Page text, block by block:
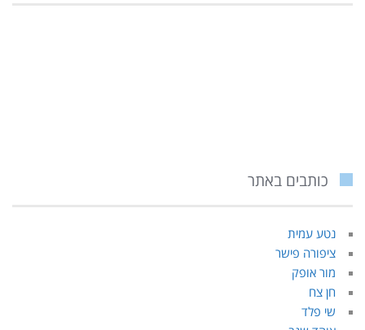
מור אופק
חן צח
שי פלד
אוהד שגב
תומר גילת